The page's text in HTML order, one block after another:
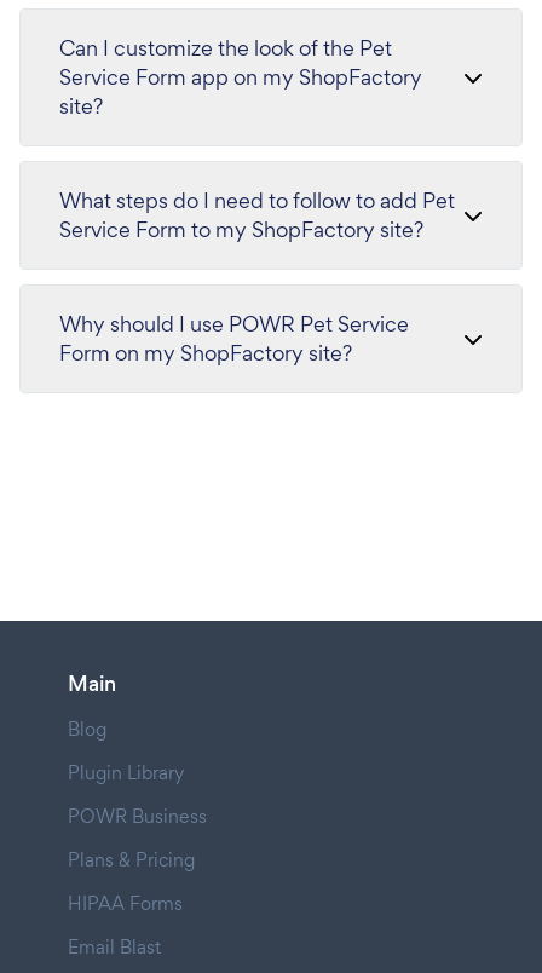
Can I customize the look of the Pet
Service Form app on my ShopFactory
site?
What steps do I need to follow to add Pet
Service Form to my ShopFactory site?
Why should I use POWR Pet Service
Form on my ShopFactory site?
Main
Blog
Plugin Library
POWR Business
Plans & Pricing
HIPAA Forms
Email Blast